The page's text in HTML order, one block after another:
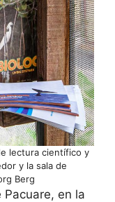
lectura científico y
y la sala de
Berg
en la